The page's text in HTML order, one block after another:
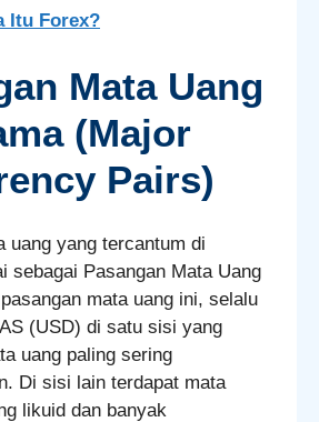
Itu Forex?
Mata Uang
(Major
Pairs)
uang yang tercantum di
sebagai Pasangan Mata Uang
mata uang ini, selalu
(USD) di satu sisi yang
uang paling sering
Di sisi lain terdapat mata
likuid dan banyak